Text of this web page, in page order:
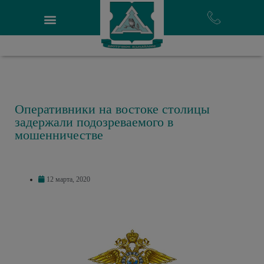
Оперативники на востоке столицы
задержали подозреваемого в
мошенничестве
12 марта, 2020